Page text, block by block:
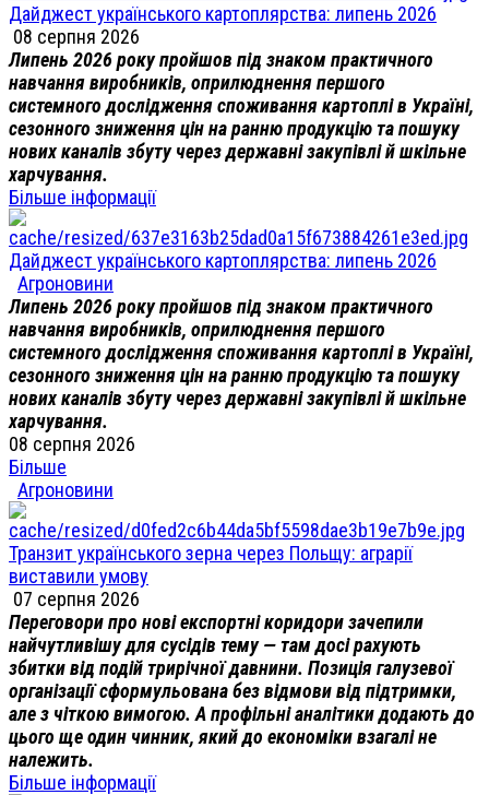
Дайджест українського картоплярства: липень 2026
08 серпня 2026
Липень 2026 року пройшов під знаком практичного
навчання виробників, оприлюднення першого
системного дослідження споживання картоплі в Україні,
сезонного зниження цін на ранню продукцію та пошуку
нових каналів збуту через державні закупівлі й шкільне
харчування.
Більше інформації
Дайджест українського картоплярства: липень 2026
Агроновини
Липень 2026 року пройшов під знаком практичного
навчання виробників, оприлюднення першого
системного дослідження споживання картоплі в Україні,
сезонного зниження цін на ранню продукцію та пошуку
нових каналів збуту через державні закупівлі й шкільне
харчування.
08 серпня 2026
Більше
Агроновини
Транзит українського зерна через Польщу: аграрії
виставили умову
07 серпня 2026
Переговори про нові експортні коридори зачепили
найчутливішу для сусідів тему — там досі рахують
збитки від подій трирічної давнини. Позиція галузевої
організації сформульована без відмови від підтримки,
але з чіткою вимогою. А профільні аналітики додають до
цього ще один чинник, який до економіки взагалі не
належить.
Більше інформації